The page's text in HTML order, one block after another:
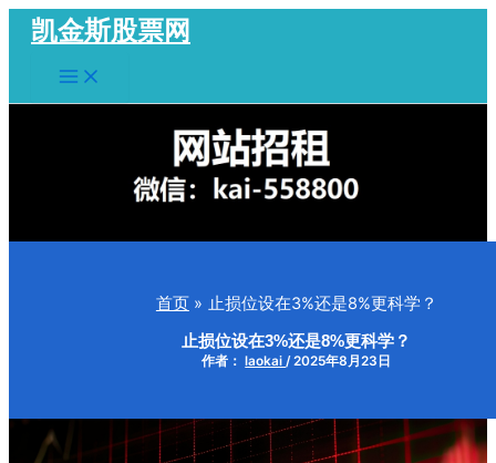
容
凯金斯股票网
Main
Menu
首页 止损位设在3%还是8%更科学？
止损位设在3%还是8%更科学？
作者： laokai /2025年8月23日